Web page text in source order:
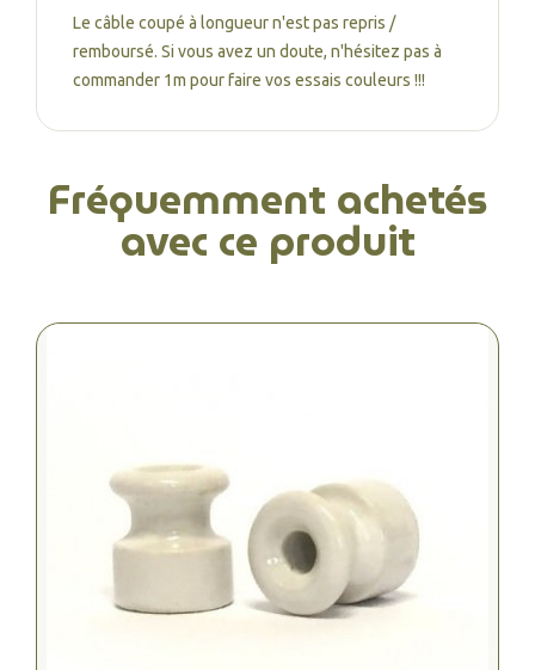
Le câble coupé à longueur n'est pas repris /
remboursé. Si vous avez un doute, n'hésitez pas à
commander 1m pour faire vos essais couleurs !!!
Fréquemment achetés
avec ce produit